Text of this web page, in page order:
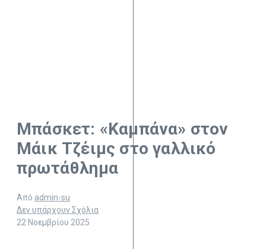
Μπάσκετ: «Καμπάνα» στον
Μάικ Τζέιμς στο γαλλικό
πρωτάθλημα
Από admin-su
Δεν υπάρχουν Σχόλια
22 Νοεμβρίου 2025